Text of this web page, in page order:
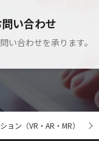
い合わせ
い合わせを承ります。
ョン（VR・AR・MR）